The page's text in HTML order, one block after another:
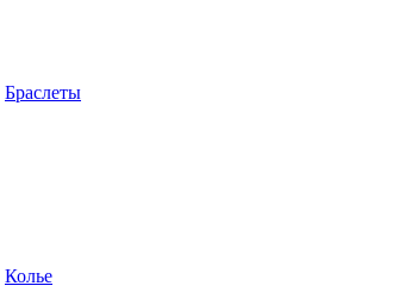
Браслеты
Колье